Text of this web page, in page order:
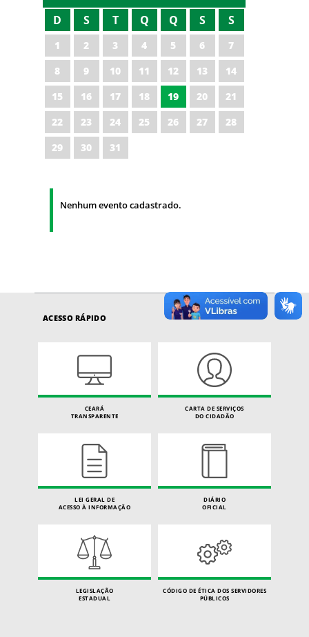
D S T Q Q S S
1 2 3 4 5 6
7
8
9 10 11 12 13
14
15
16 17 18 19 20
21
22
23 24 25 26 27
28
29
30 31
Nenhum evento cadastrado.
ACESSO RÁPIDO
CEARÁ
TRANSPARENTE
CARTA DE SERVIÇOS
DO CIDADÃO
LEI GERAL DE
ACESSO À INFORMAÇÃO
DIÁRIO
OFICIAL
LEGISLAÇÃO
ESTADUAL
CÓDIGO DE ÉTICA DOS SERVIDORES
PÚBLICOS